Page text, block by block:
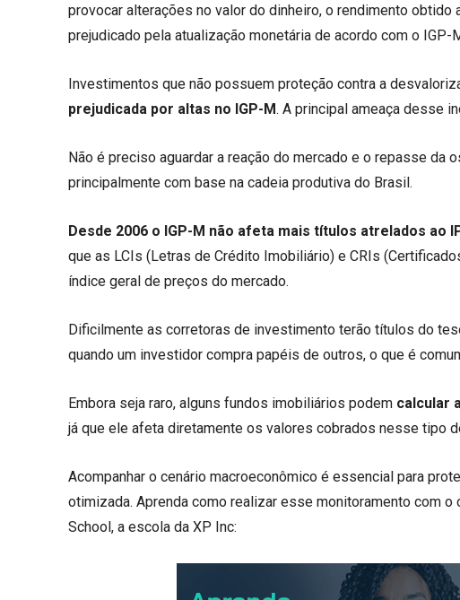
provocar alterações no valor do dinheiro, o rendimento
prejudicado pela atualização monetária de acordo com o IGP-
Investimentos que não possuem proteção contra a
prejudicada por altas no IGP-M. A principal ameaça desse
Não é preciso aguardar a reação do mercado e o repasse da
principalmente com base na cadeia produtiva do Brasil.
Desde 2006 o IGP-M não afeta mais títulos atrelados ao
que as LCIs (Letras de Crédito Imobiliário) e CRIs
índice geral de preços do mercado.
Dificilmente as corretoras de investimento terão títulos do
quando um investidor compra papéis de outros, o que é
Embora seja raro, alguns fundos imobiliários podem calcular
já que ele afeta diretamente os valores cobrados nesse tipo
Acompanhar o cenário macroeconômico é essencial para
otimizada. Aprenda como realizar esse monitoramento com
School, a escola da XP Inc: